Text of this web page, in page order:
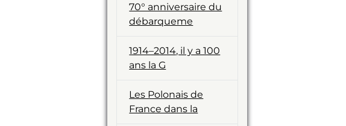
70° anniversaire du
débarqueme
1914–2014, il y a 100
ans la G
Les Polonais de
France dans la